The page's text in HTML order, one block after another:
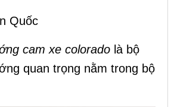
Quốc
cam xe colorado là bộ
quan trọng nằm trong bộ